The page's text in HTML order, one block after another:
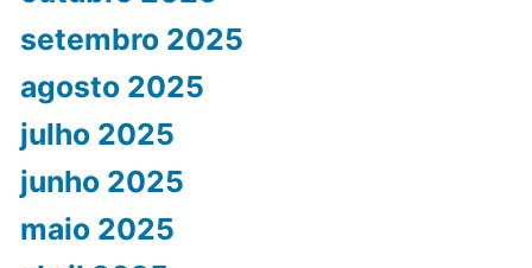
setembro 2025
agosto 2025
julho 2025
junho 2025
maio 2025